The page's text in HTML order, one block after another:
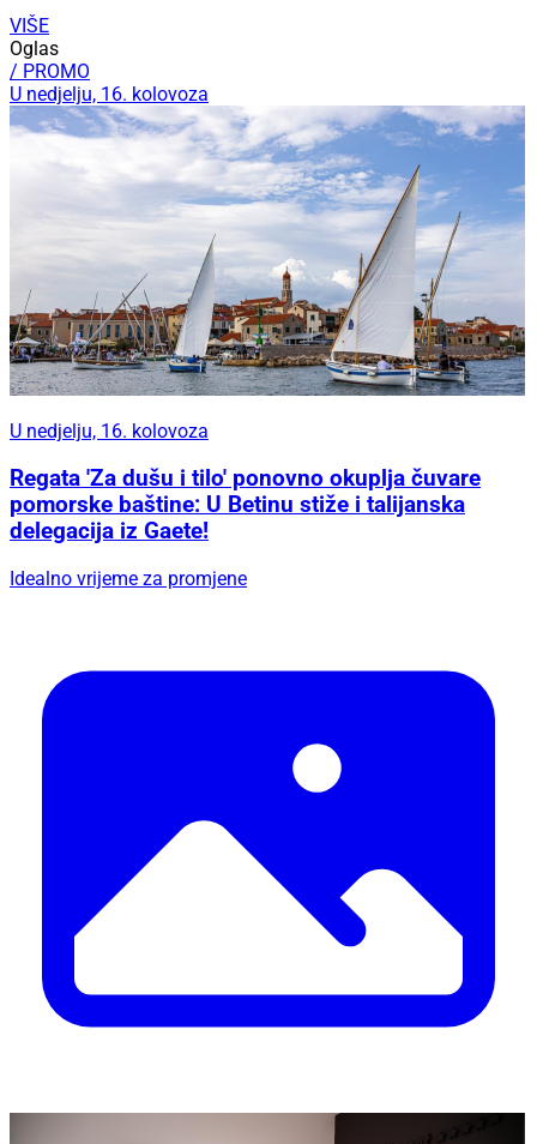
VIŠE
Oglas
/ PROMO
U nedjelju, 16. kolovoza
U nedjelju, 16. kolovoza
Regata 'Za dušu i tilo' ponovno okuplja čuvare
pomorske baštine: U Betinu stiže i talijanska
delegacija iz Gaete!
Idealno vrijeme za promjene